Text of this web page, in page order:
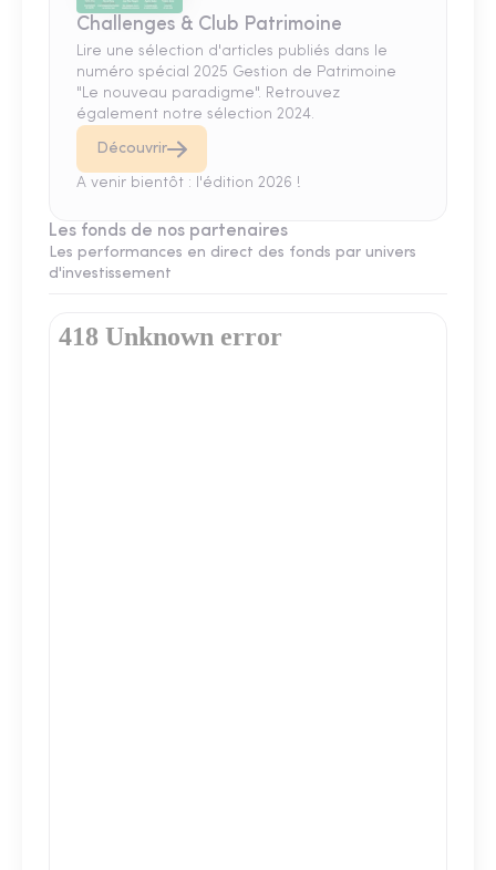
Challenges & Club Patrimoine
Lire une sélection d'articles publiés dans le
numéro spécial 2025 Gestion de Patrimoine
"Le nouveau paradigme". Retrouvez
également notre sélection 2024.
Découvrir
A venir bientôt : l'édition 2026 !
Les fonds de nos partenaires
Les performances en direct des fonds par univers
d'investissement